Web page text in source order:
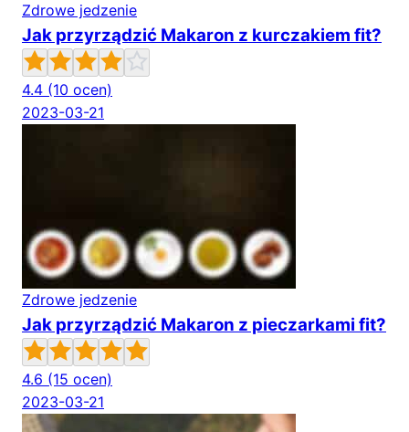
Zdrowe jedzenie
Jak przyrządzić Makaron z kurczakiem fit?
4.4 (10 ocen)
2023-03-21
Zdrowe jedzenie
Jak przyrządzić Makaron z pieczarkami fit?
4.6 (15 ocen)
2023-03-21